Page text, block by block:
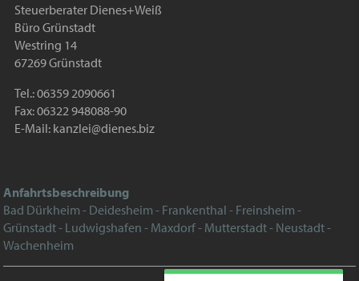
Steuerberater Dienes+Weiß
Büro Grünstadt
Westring 14
67269 Grünstadt
Tel.: 06359 2090661
Fax: 06322 948088-90
E-Mail: kanzlei@dienes.biz
Anfahrtsbeschreibung
Bad Dürkheim - Deidesheim - Frankenthal - Freinsheim -
Grünstadt - Ludwigshafen - Maxdorf - Mutterstadt - Neustadt -
Wachenheim